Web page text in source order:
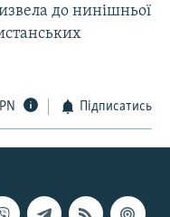
до нинішньої
Підписатись